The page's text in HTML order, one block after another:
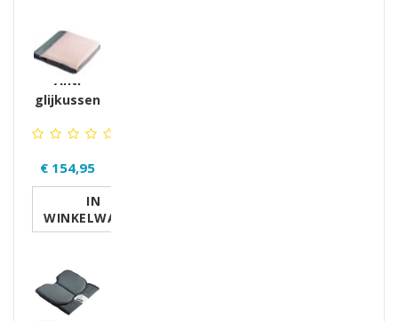
Anti
glijkussen
€ 154,95
IN
WINKELWAGEN